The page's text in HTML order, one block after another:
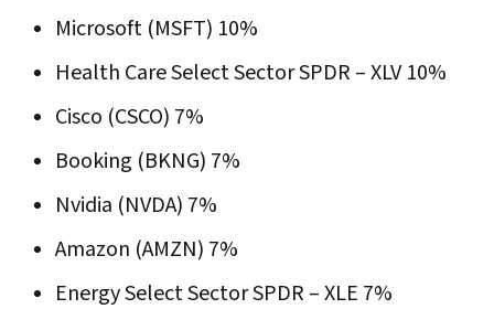
Microsoft (MSFT) 10%
Health Care Select SectorSPDR –XLV10%
Cisco (CSCO) 7%
Booking (BKNG) 7%
Nvidia (NVDA) 7%
Amazon (AMZN) 7%
Energy Select SectorSPDR –XLE 7%